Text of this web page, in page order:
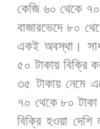
কেজি ৬০ থেকে ৭০
বাজারভেদে ৮০
একই অবস্থা।
৫০ টাকায় বিক্রি
৩৫ টাকায় নেমে
৭০ থেকে ৮০ টাকা
বিক্রি হওয়া দেশি